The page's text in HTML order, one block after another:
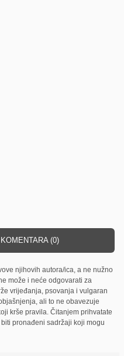
(0)
njihovih autora/ica, a ne nužno
može i neće odgovarati za
vrijeđanja, psovanja i vulgaran
ali to ne obavezuje
krše pravila. Čitanjem prihvatate
pronađeni sadržaji koji mogu